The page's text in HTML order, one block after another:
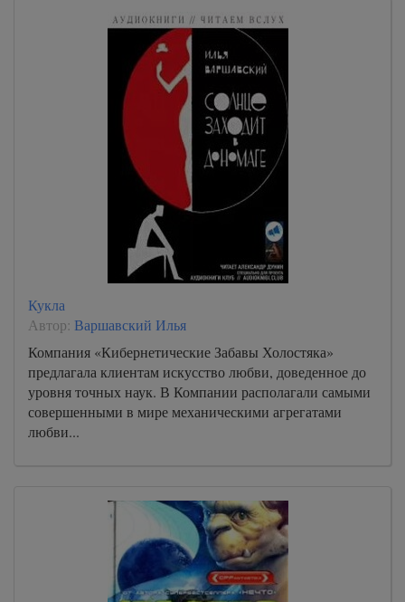
Кукла
Автор: Варшавский Илья
Компания «Кибернетические Забавы Холостяка»
предлагала клиентам искусство любви, доведенное до
уровня точных наук. В Компании располагали самыми
совершенными в мире механическими агрегатами
любви...